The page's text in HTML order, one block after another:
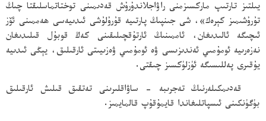
يىلتىز تارتىپ ماركسىزمنى راۋاجلاندۇرۇش قەدىمىنى توختاتماسلىقتا چىڭ
تۇرۇشىمىز كېرەك»، شى جىنپىڭ پارتىيە قۇرۇلۇشى ئىدىيەسى ھەممىنى ئۆز
ئىچىگە ئالىدىغان، ئاممىنىڭ ئارتۇقچىلىقىنى كەڭ قوبۇل قىلىدىغان
نەزەرىيە ئومۇمىي ئەندىزىسى ۋە ئومۇمىي ۋەزىيىتى ئارقىلىق، يېڭى ئىدىيە
يۇقىرى پەللىسىگە ئۈزلۈكسىز چىقتى.
قەدىمكىلەرنىڭ تەجرىبە - ساۋاقلىرىنى تەتقىق قىلىش ئارقىلىق
بۈگۈنكىنى ئىسپاتلىغاندا قايمۇقۇپ قالمايمىز.